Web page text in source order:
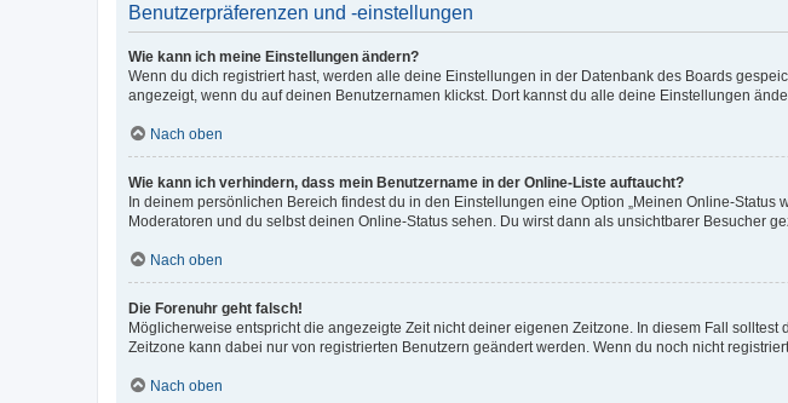
Benutzerpräferenzen und -einstellungen
Wie kann ich meine Einstellungen ändern?
Wenn du dich registriert hast, werden alle deine Einstellungen in der Datenbank des Boards
angezeigt, wenn du auf deinen Benutzernamen klickst. Dort kannst du alle deine Einstellungen
Nach oben
Wie kann ich verhindern, dass mein Benutzername in der Online-Liste auftaucht?
In deinem persönlichen Bereich findest du in den Einstellungen eine Option „Meinen Online-
Moderatoren und du selbst deinen Online-Status sehen. Du wirst dann als unsichtbarer Besucher
Nach oben
Die Forenuhr geht falsch!
Möglicherweise entspricht die angezeigte Zeit nicht deiner eigenen Zeitzone. In diesem Fall
Zeitzone kann dabei nur von registrierten Benutzern geändert werden. Wenn du noch nicht
Nach oben